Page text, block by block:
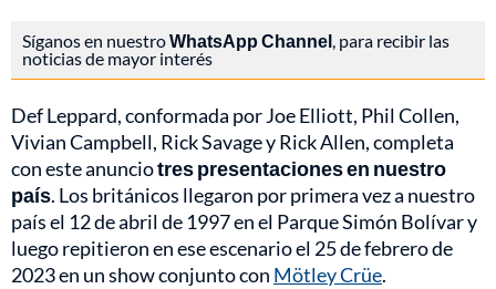
Síganos en nuestroWhatsApp Channel, para recibir las
noticias de mayor interés
Def Leppard, conformada por Joe Elliott, Phil Collen,
Vivian Campbell, Rick Savage y Rick Allen, completa
con este anunciotres presentaciones en nuestro
país. Los británicos llegaron por primera vez a nuestro
país el 12 de abril de 1997 en el Parque Simón Bolívar y
luego repitieron en ese escenario el 25 de febrero de
2023 en un show conjunto con Mötley Crüe.